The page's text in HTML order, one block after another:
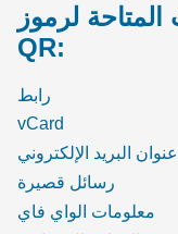
المتاحة لرموز
QR:
رابط
vCard
عنوان البريد الإلكتروني
رسائل قصيرة
معلومات الواي فاي